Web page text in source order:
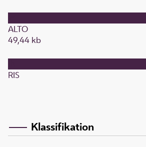
ALTO
49,44 kb
RIS
Klassifikation